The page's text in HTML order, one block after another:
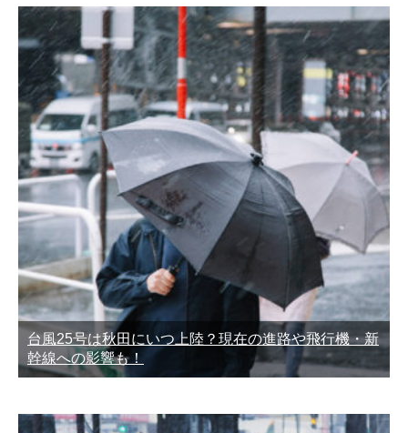
台風25号は秋田にいつ上陸？現在の進路や飛行機・新
幹線への影響も！